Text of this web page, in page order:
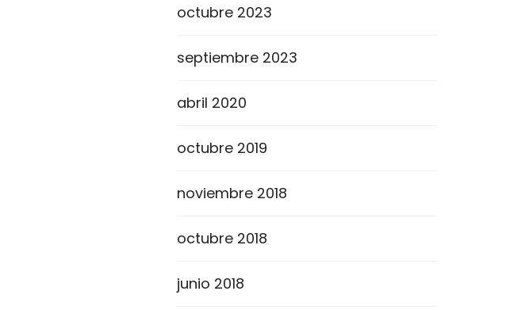
octubre 2023
septiembre 2023
abril 2020
octubre 2019
noviembre 2018
octubre 2018
junio 2018